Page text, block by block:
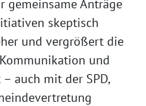
gemeinsame Anträge
skeptisch
und vergrößert die
und
auch mit der SPD,